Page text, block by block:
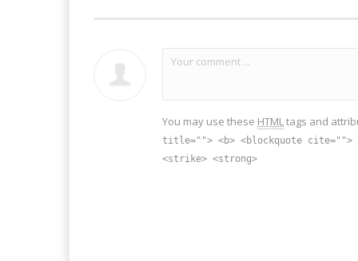
You may use these HTMLtags and
title=""> <b> <blockquote cite="">
<strike> <strong>